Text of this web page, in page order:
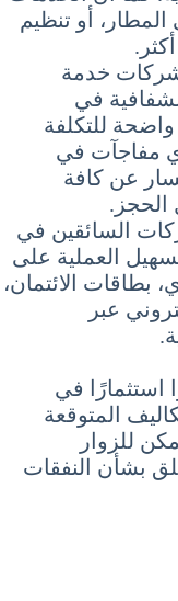
أو تنظيم
خدمة
في
للتكلفة
مفاجآت في
عن كافة
الحجز.
السائقين في
العملية على
بطاقات الائتمان،
عبر
في
المتوقعة
للزوار
بشأن النفقات